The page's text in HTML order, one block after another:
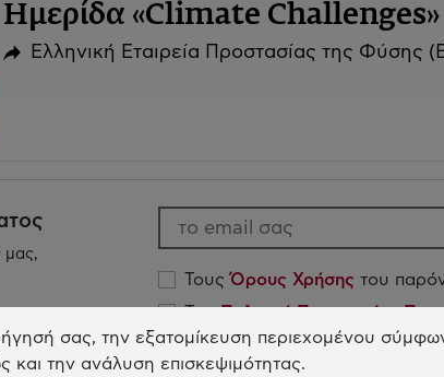
Ημερίδα «Climate Challenges»
Ελληνική Εταιρεία Προστασίας της Φύσης
μας,
ΤουςΌρους Χρήσης του
ΤηνΠολιτική Προστασίας
Κοινωφελούς Ιδρύματος
σας, την εξατομίκευση περιεχομένου
και την ανάλυση επισκεψιμότητας.